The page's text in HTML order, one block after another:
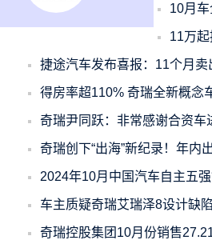
10月
11万
捷途汽车发布喜报：11个月
得房率超110% 奇瑞全新概念
奇瑞尹同跃：非常感谢合资车
奇瑞创下“出海”新纪录！年内
2024年10月中国汽车自主五
车主质疑奇瑞艾瑞泽8设计缺
奇瑞控股集团10月份销售